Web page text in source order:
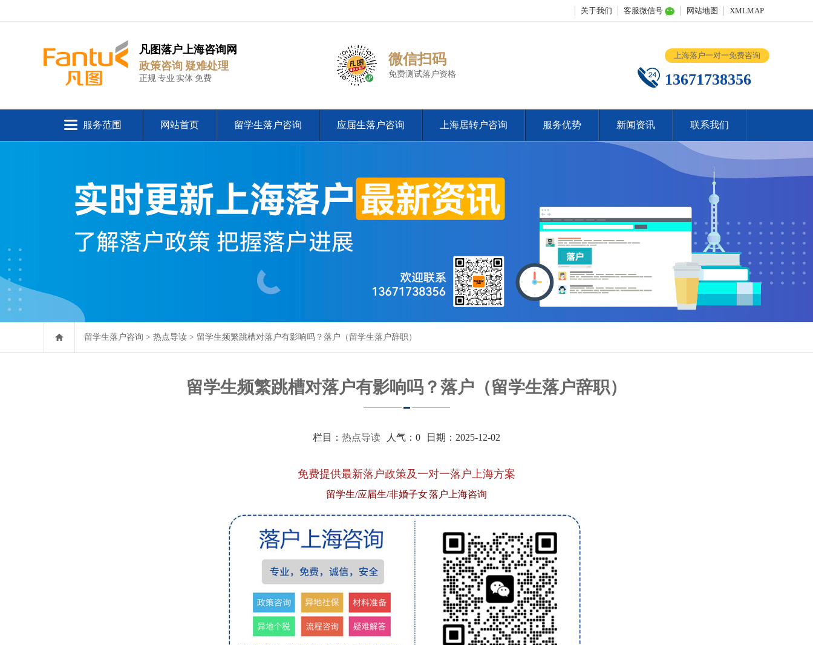
关于我们 客服微信号 网站地图 XMLMAP
凡图落户上海咨询网
政策咨询 疑难处理
正规 专业 实体 免费
微信扫码
免费测试落户资格
上海落户一对一免费咨询
13671738356
服务范围 网站首页 留学生落户咨询 应届生落户咨询 上海居转户咨询 服务优势 新闻资讯 联系我们
留学生落户咨询 > 热点导读 > 留学生频繁跳槽对落户有影响吗？落户（留学生落户辞职）
留学生频繁跳槽对落户有影响吗？落户（留学生落户辞职）
栏目： 热点导读 人气： 0 日期：2025-12-02
免费提供最新落户政策及一对一落户上海方案
留学生/应届生/非婚子女 落户上海咨询